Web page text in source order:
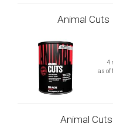
Animal Cuts
4
as of
Animal